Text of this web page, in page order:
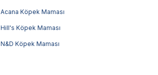
Acana Köpek Maması
Hill's Köpek Maması
N&D Köpek Maması